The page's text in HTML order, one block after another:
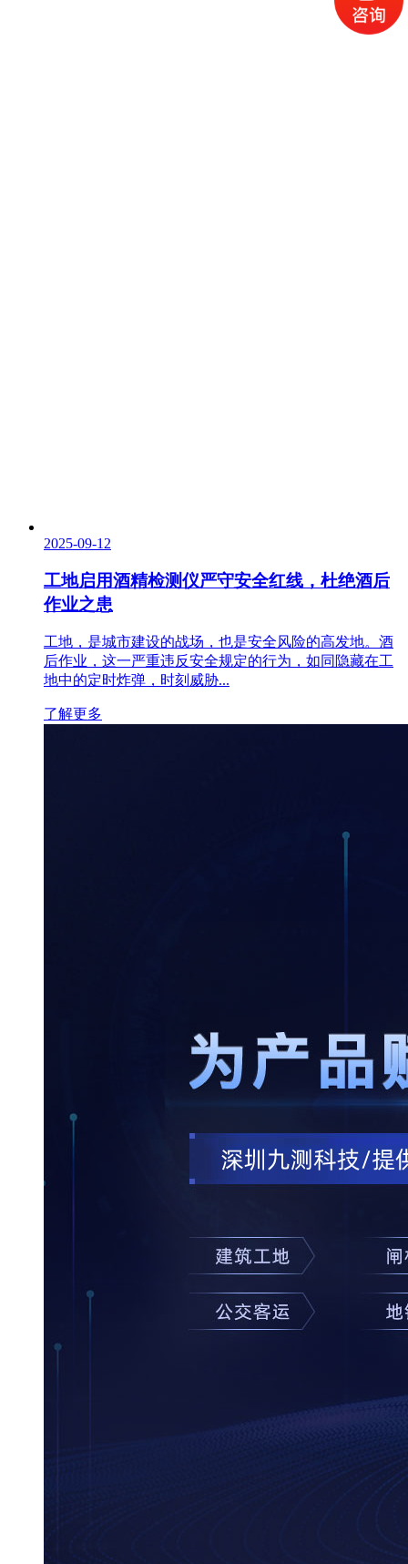
2025-09-12
工地启用酒精检测仪严守安全红线，杜绝酒后
作业之患
工地，是城市建设的战场，也是安全风险的高发地。酒
后作业，这一严重违反安全规定的行为，如同隐藏在工
地中的定时炸弹，时刻威胁...
了解更多